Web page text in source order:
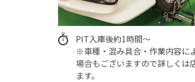
PIT入庫後約1時間～
※車種・混み具合・作業内容に
場合もございますので詳しくは
ます。